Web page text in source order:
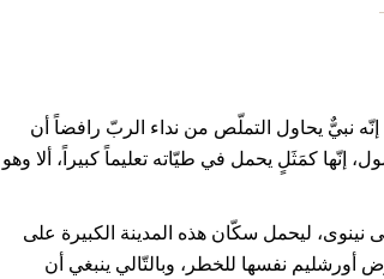
نبيٌّ يحاول التملّص من نداء الربّ رافضاً أن
كمَثَلٍ يحمل في طيّاته تعليماً كبيراً، ألا وهو
ليحمل سكّان هذه المدينة الكبيرة على
أورشليم نفسها للخطر، وبالتّالي ينبغي أن